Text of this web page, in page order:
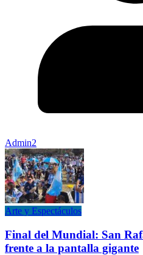
Admin2
Arte y Espectáculos
Final del Mundial: San
frente a la pantalla gigante